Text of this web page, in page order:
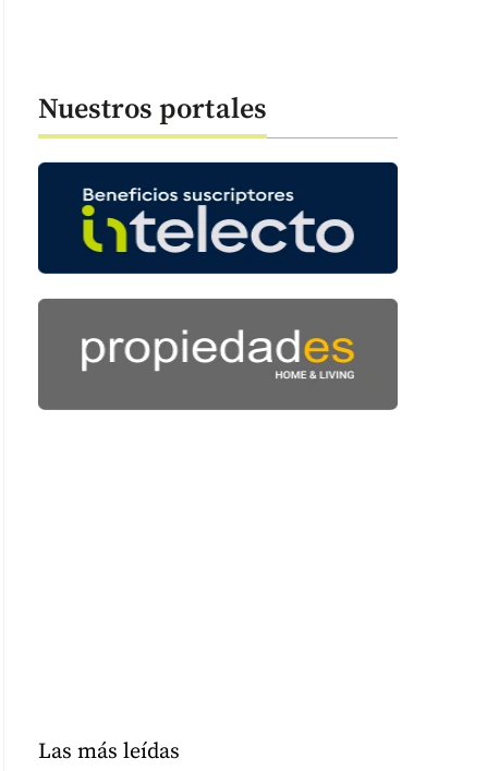
de la carpeta de agencia encubierta adelantada por Nocua.
segundos
Nuestros portales
Las más leídas